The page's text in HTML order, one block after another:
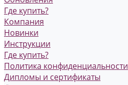
Где купить?
Компания
Новинки
Инструкции
Где купить?
Политика конфиденциальности
Дипломы и сертификаты